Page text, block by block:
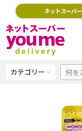
ネットスーパー
カテゴリー